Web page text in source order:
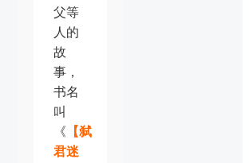
父等
人的
故
事，
书名
叫
《 【弑
君迷